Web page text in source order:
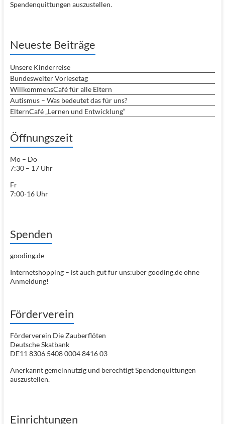
Spendenquittungen auszustellen.
Neueste Beiträge
Unsere Kinderreise
Bundesweiter Vorlesetag
WillkommensCafé für alle Eltern
Autismus – Was bedeutet das für uns?
ElternCafé „Lernen und Entwicklung“
Öffnungszeit
Mo – Do
7:30 – 17 Uhr
Fr
7:00-16 Uhr
Spenden
gooding.de
Internetshopping – ist auch gut für uns:über gooding.de ohne
Anmeldung!
Förderverein
Förderverein Die Zauberflöten
Deutsche Skatbank
DE11 8306 5408 0004 8416 03
Anerkannt gemeinnützig und berechtigt Spendenquittungen
auszustellen.
Einrichtungen